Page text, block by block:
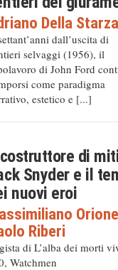
Della Starza
dall’uscita di
selvaggi (1956), il
di John Ford
come paradigma
estetico e [...]
di
Snyder e il
nuovi eroi
Orione
Riberi
di L’alba dei morti
Watchmen